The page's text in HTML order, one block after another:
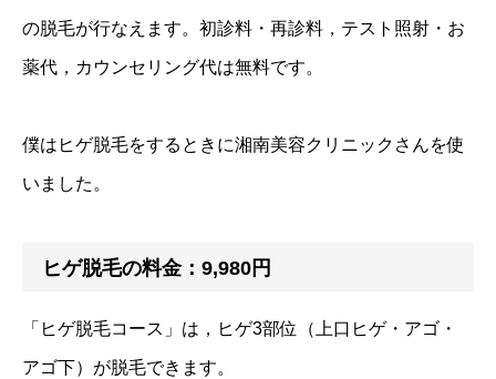
の脱毛が行なえます。初診料・再診料，テスト照射・お
薬代，カウンセリング代は無料です。
僕はヒゲ脱毛をするときに湘南美容クリニックさんを使
いました。
ヒゲ脱毛の料金：9,980円
「ヒゲ脱毛コース」は，ヒゲ3部位（上口ヒゲ・アゴ・
アゴ下）が脱毛できます。